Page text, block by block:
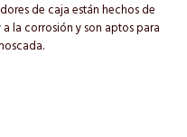
de caja están hechos de
la corrosión y son aptos para